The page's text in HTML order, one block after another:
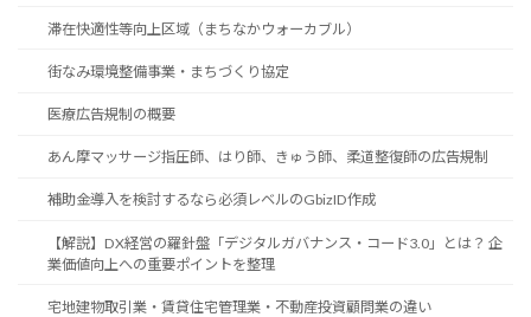
滞在快適性等向上区域（まちなかウォーカブル）
街なみ環境整備事業・まちづくり協定
医療広告規制の概要
あん摩マッサージ指圧師、はり師、きゅう師、柔道整復師の広告規制
補助金導入を検討するなら必須レベルのGbizID作成
【解説】DX経営の羅針盤「デジタルガバナンス・コード3.0」とは？ 企
業価値向上への重要ポイントを整理
宅地建物取引業・賃貸住宅管理業・不動産投資顧問業の違い